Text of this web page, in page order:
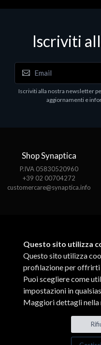
EPSON TABLET
Epson, solido in
Adatto a tutti i tablet.
Iscriviti
Iscriviti alla nostra newsletter
aggiornamenti e
Shop Synaptica
P.IVA 05830520960
+39 02 00704272
customercare@synaptica.info
Questo sito utilizza
Questo sito utilizza
profilazione per offrirti
Puoi scegliere come
impostazioni in
Maggiori dettagli nella